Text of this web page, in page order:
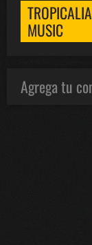
MUSIC
Agrega tu